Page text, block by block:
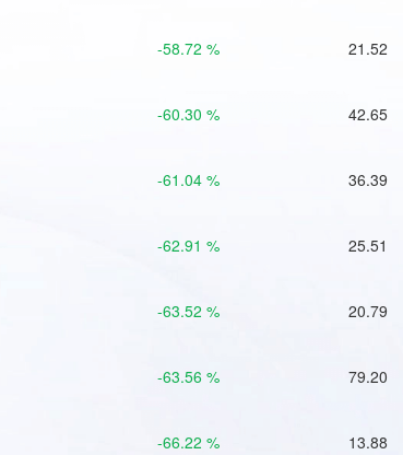
-58.72 % 21.52
-60.30 % 42.65
-61.04 % 36.39
-62.91 % 25.51
-63.52 % 20.79
-63.56 % 79.20
-66.22 % 13.88